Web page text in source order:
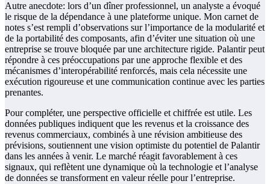
Autre anecdote: lors d’un dîner professionnel, un analyste a évoqué
le risque de la dépendance à une plateforme unique. Mon carnet de
notes s’est rempli d’observations sur l’importance de la modularité et
de la portabilité des composants, afin d’éviter une situation où une
entreprise se trouve bloquée par une architecture rigide. Palantir peut
répondre à ces préoccupations par une approche flexible et des
mécanismes d’interopérabilité renforcés, mais cela nécessite une
exécution rigoureuse et une communication continue avec les parties
prenantes.
Pour compléter, une perspective officielle et chiffrée est utile. Les
données publiques indiquent que les revenus et la croissance des
revenus commerciaux, combinés à une révision ambitieuse des
prévisions, soutiennent une vision optimiste du potentiel de Palantir
dans les années à venir. Le marché réagit favorablement à ces
signaux, qui reflètent une dynamique où la technologie et l’analyse
de données se transforment en valeur réelle pour l’entreprise.